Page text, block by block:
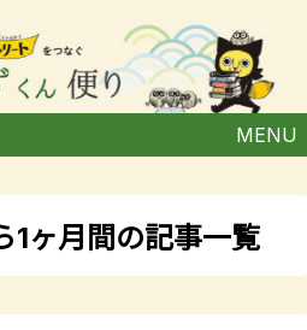
MENU
ヶ月間の記事一覧